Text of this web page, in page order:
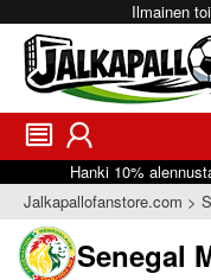
Ilmainen
󰂩 󰃳
Hanki 10%
Jalkapallofanstore.com
Senegal